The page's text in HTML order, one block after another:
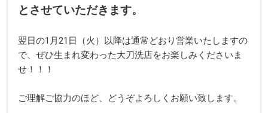
とさせていただきます。
翌日の1月21日（火）以降は通常どおり営業いたしますの
で、ぜひ生まれ変わった大刀洗店をお楽しみくださいま
せ！！！
ご理解ご協力のほど、どうぞよろしくお願い致します。